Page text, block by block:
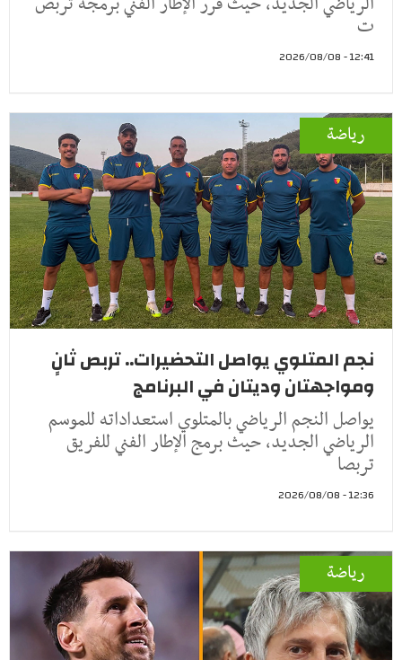
ت
12:41 - 2026/08/08
رياضة
نجم المتلوي يواصل التحضيرات.. تربص ثانٍ
ومواجهتان وديتان في البرنامج
يواصل النجم الرياضي بالمتلوي استعداداته للموسم
الرياضي الجديد، حيث برمج الإطار الفني للفريق
تربصا
12:36 - 2026/08/08
رياضة